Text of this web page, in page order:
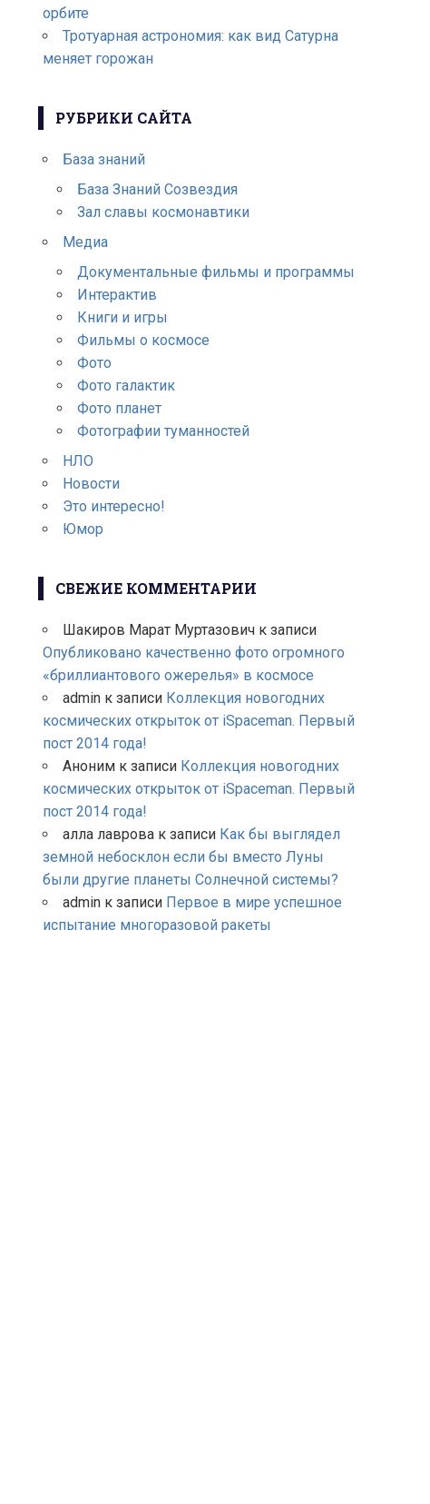
орбите
Тротуарная астрономия: как вид Сатурна
меняет горожан
РУБРИКИ САЙТА
База знаний
База Знаний Созвездия
Зал славы космонавтики
Медиа
Документальные фильмы и программы
Интерактив
Книги и игры
Фильмы о космосе
Фото
Фото галактик
Фото планет
Фотографии туманностей
НЛО
Новости
Это интересно!
Юмор
СВЕЖИЕ КОММЕНТАРИИ
Шакиров Марат Муртазовичк записи
Опубликовано качественно фото огромного
«бриллиантового ожерелья» в космосе
adminк записи Коллекция новогодних
космических открыток от iSpaceman. Первый
пост 2014 года!
Анонимк записи Коллекция новогодних
космических открыток от iSpaceman. Первый
пост 2014 года!
алла лавровак записи Как бы выглядел
земной небосклон если бы вместо Луны
были другие планеты Солнечной системы?
adminк записи Первое в мире успешное
испытание многоразовой ракеты